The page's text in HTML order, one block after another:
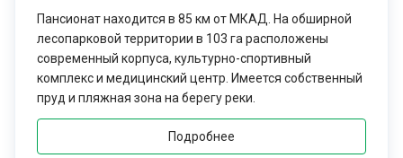
Пансионат находится в 85 км от МКАД. На обширной
лесопарковой территории в 103 га расположены
современный корпуса, культурно-спортивный
комплекс и медицинский центр. Имеется собственный
пруд и пляжная зона на берегу реки.
Подробнее